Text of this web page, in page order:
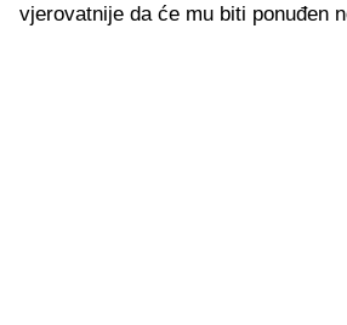
vjerovatnije da će mu biti ponuđen